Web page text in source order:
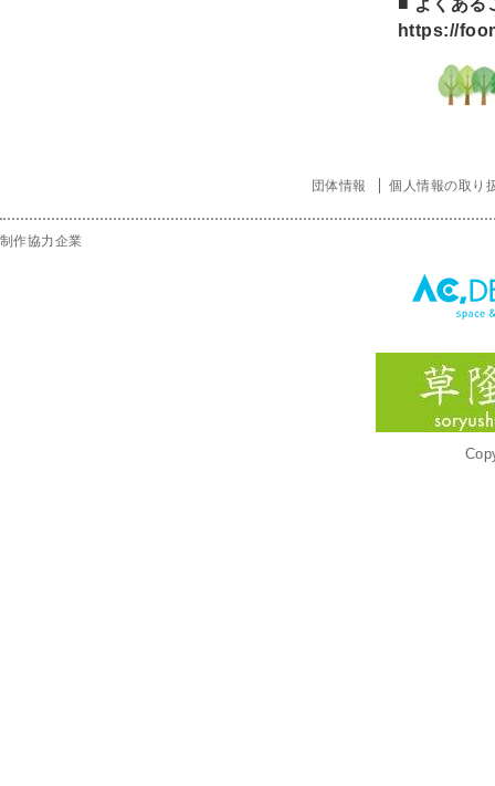
https://
団体情報 個人情報の取り
制作協力企業